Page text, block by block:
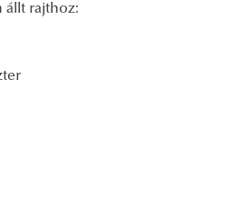
állt rajthoz: